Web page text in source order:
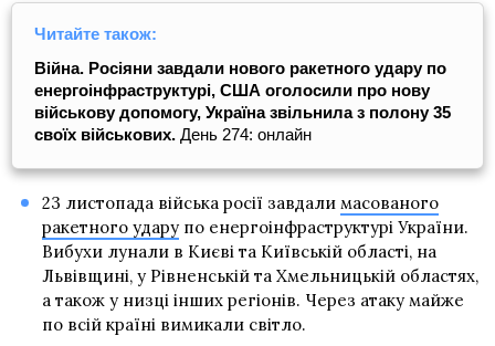
Читайте також:
Війна. Росіяни завдали нового ракетного удару по
енергоінфраструктурі, США оголосили про нову
військову допомогу, Україна звільнила з полону 35
своїх військових. День 274: онлайн
23 листопада війська росії завдали масованого
ракетного ударупо енергоінфраструктурі України.
Вибухи лунали в Києві та Київській області, на
Львівщині, у Рівненській та Хмельницькій областях,
а також у низці інших регіонів. Через атаку майже
по всій країні вимикали світло.